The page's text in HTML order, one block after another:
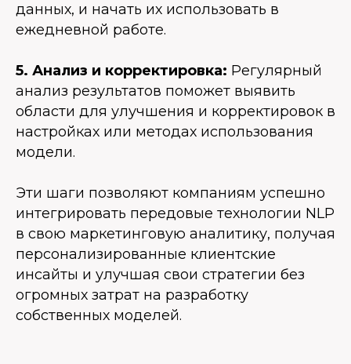
данных, и начать их использовать в
ежедневной работе.
5. Анализ и корректировка: Регулярный
анализ результатов поможет выявить
области для улучшения и корректировок в
настройках или методах использования
модели.
Эти шаги позволяют компаниям успешно
интегрировать передовые технологии NLP
в свою маркетинговую аналитику, получая
персонализированные клиентские
инсайты и улучшая свои стратегии без
огромных затрат на разработку
собственных моделей.